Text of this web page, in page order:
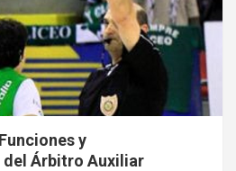
y
del Árbitro Auxiliar